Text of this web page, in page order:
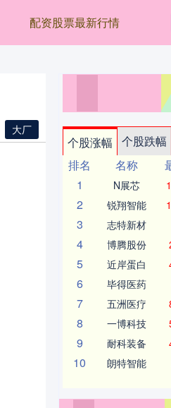
配资股票最新行情
大厂
个股涨幅 个股跌幅
排名
名称
1
N展芯
2 锐翔智能
3 志特新材
4 博腾股份
5 近岸蛋白
6 毕得医药
7 五洲医疗
8 一博科技
9 耐科装备
10 朗特智能